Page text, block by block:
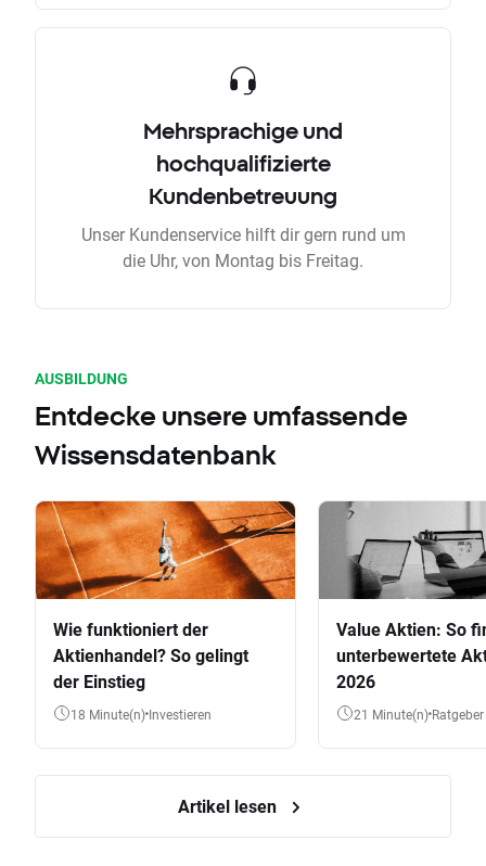
Mehrsprachige und
hochqualifizierte
Kundenbetreuung
Unser Kundenservice hilft dir gern rund um
die Uhr, von Montag bis Freitag.
AUSBILDUNG
Entdecke unsere umfassende
Wissensdatenbank
Wie funktioniert der
Aktienhandel? So gelingt
der Einstieg
18 Minute(n) Investieren
Value Aktien: So
unterbewertete
2026
21 Minute(n) Ratgeber
Artikel lesen